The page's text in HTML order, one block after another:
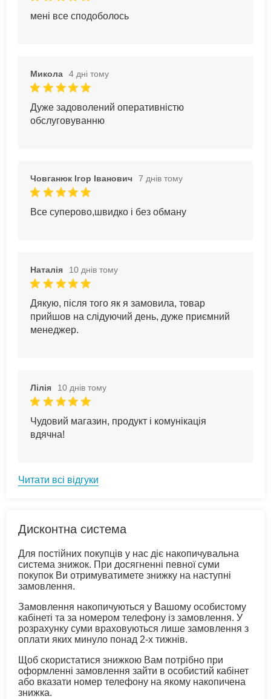
мені все сподоболось
Микола 4 дні тому
Дуже задоволений оперативністю
обслуговуванню
Човганюк Ігор Іванович 7 днів тому
Все суперово,швидко і без обману
Наталія 10 днів тому
Дякую, після того як я замовила, товар
прийшов на слідуючий день, дуже приємний
менеджер.
Лілія 10 днів тому
Чудовий магазин, продукт і комунікація
вдячна!
Читати всі відгуки
Дисконтна система
Для постійних покупців у нас діє накопичувальна
система знижок. При досягненні певної суми
покупок Ви отримуватимете знижку на наступні
замовлення.
Замовлення накопичуються у Вашому особистому
кабінеті та за номером телефону із замовлення. У
розрахунку суми враховуються лише замовлення з
оплати яких минуло понад 2-х тижнів.
Щоб скористатися знижкою Вам потрібно при
оформленні замовлення зайти в особистий кабінет
або вказати номер телефону на якому накопичена
знижка.